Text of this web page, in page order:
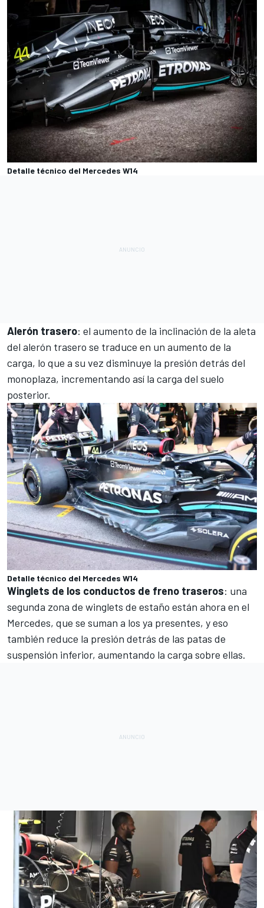
Detalle técnico del Mercedes W14
Alerón trasero: el aumento de la inclinación de la aleta
del alerón trasero se traduce en un aumento de la
carga, lo que a su vez disminuye la presión detrás del
monoplaza, incrementando así la carga del suelo
posterior.
Detalle técnico del Mercedes W14
Winglets de los conductos de freno traseros: una
segunda zona de winglets de estaño están ahora en el
Mercedes, que se suman a los ya presentes, y eso
también reduce la presión detrás de las patas de
suspensión inferior, aumentando la carga sobre ellas.